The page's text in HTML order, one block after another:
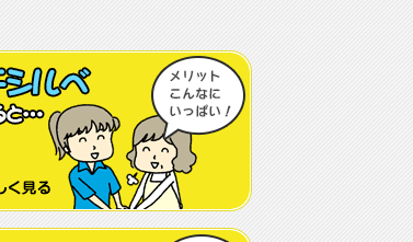
料の理由
談の流れ
ホームの種類が複雑でわからな
・
んな人が入居しているの？
してもなかなか入れないのでは？